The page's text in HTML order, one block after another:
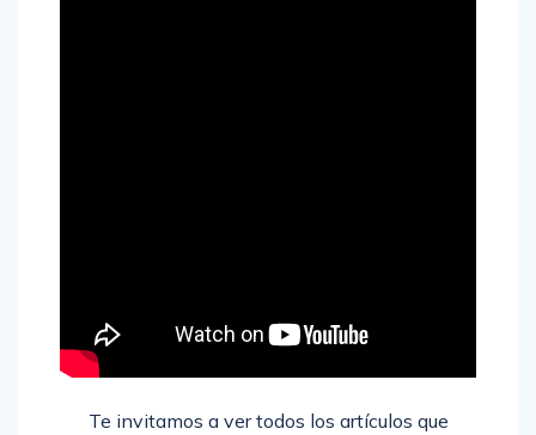
Te invitamos a ver todos los artículos que